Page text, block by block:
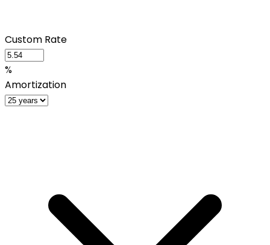
Custom Rate
%
Amortization